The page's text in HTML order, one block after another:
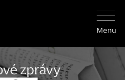
Menu
zprávy